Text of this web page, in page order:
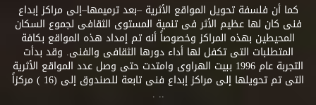
كما أن فلسفة تحويل المواقع الأثرية –بعد ترميمها–إلى مراكز إبداع
فنى كان لها عظيم الأثر فى تنمية المستوى الثقافى لجموع السكان
المحيطين بهذه المراكز وخصوصاً أنه تم إمداد هذه المواقع بكافة
المتطلبات التى تكفل لها أداء دورها الثقافى والفنى. وقد بدأت
التجربة عام 1996 ببيت الهراوى وامتدت حتى وصل عدد المواقع الأثرية
التى تم تحويلها إلى مراكز إبداع فنى تابعة للصندوق إلى (16 ) مركزاً
.. .